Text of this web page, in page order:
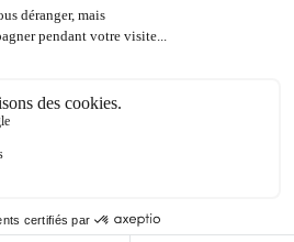
Ceciaa . All rights reserved.